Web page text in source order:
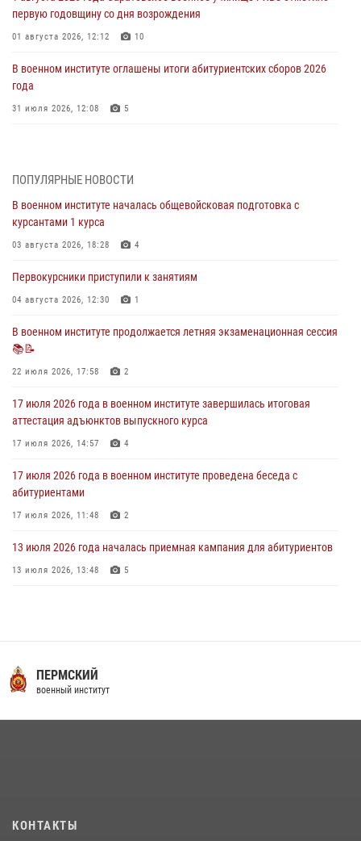
первую годовщину со дня возрождения
01 августа 2026, 12:12 10
В военном институте оглашены итоги абитуриентских сборов 2026
года
31 июля 2026, 12:08 5
29 июля 2026, 06:45 2
29 июля 2026 года курсанты военного института успешно сдали
экзамен по вождению
29 июля 2026, 06:41
28 июля 2026 года в военном институте организована беседа и
праздничный молебен
В военном институте завершается летняя экзаменационная сессия
28 июля 2026, 10:41
ПОПУЛЯРНЫЕ НОВОСТИ
В военном институте началась общевойсковая подготовка с
курсантами 1 курса
03 августа 2026, 18:28 4
Первокурсники приступили к занятиям
04 августа 2026, 12:30 1
В военном институте продолжается летняя экзаменационная сессия
📚📝
22 июля 2026, 17:58 2
17 июля 2026 года в военном институте завершилась итоговая
аттестация адъюнктов выпускного курса
17 июля 2026, 14:57 4
17 июля 2026 года в военном институте проведена беседа с
абитуриентами
17 июля 2026, 11:48 2
13 июля 2026 года началась приемная кампания для абитуриентов
13 июля 2026, 13:48 5
16 июля 2026, 12:29 3
29 июля 2026 года в военном институте состоялась церемония
приведения военнослужащих к Военной присяге
В военном институте оглашены итоги абитуриентских сборов 2026
ПЕРМСКИЙ
военный институт
КОНТАКТЫ